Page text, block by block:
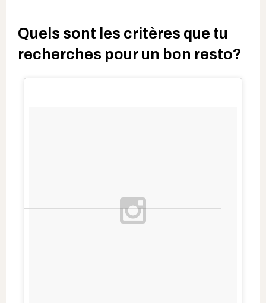
Quels sont les critères que tu
recherches pour un bon resto?